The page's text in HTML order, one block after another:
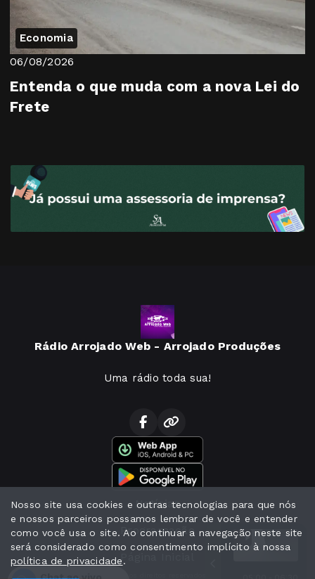
Economia
06/08/2026
Entenda o que muda com a nova Lei do
Frete
Rádio Arrojado Web - Arrojado Produções
Uma rádio toda sua!
Notícias
Programação
Página Inicial
Nosso site usa cookies e outras tecnologias para que nós
e nossos parceiros possamos lembrar de você e entender
como você usa o site. Ao continuar a navegação neste site
será considerado como consentimento implícito à nossa
política de privacidade.